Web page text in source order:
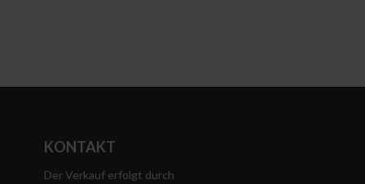
KONTAKT
Der Verkauf erfolgt durch